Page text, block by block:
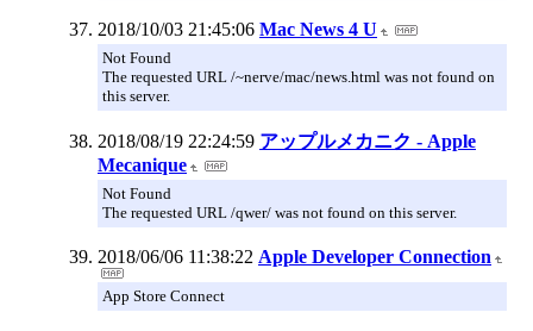
2018/10/03 21:45:06 Mac News 4 U
Not Found
The requested URL /~nerve/mac/news.html was not found on
this server.
2018/08/19 22:24:59 アップルメカニク - Apple
Mecanique
Not Found
The requested URL /qwer/ was not found on this server.
2018/06/06 11:38:22 Apple Developer Connection
App Store Connect